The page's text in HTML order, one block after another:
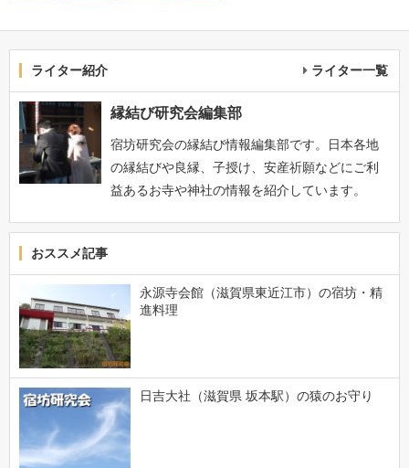
ライター紹介 ライター一覧
縁結び研究会編集部
宿坊研究会の縁結び情報編集部です。日本各地
の縁結びや良縁、子授け、安産祈願などにご利
益あるお寺や神社の情報を紹介しています。
おススメ記事
永源寺会館（滋賀県東近江市）の宿坊・精
進料理
日吉大社（滋賀県 坂本駅）の猿のお守り